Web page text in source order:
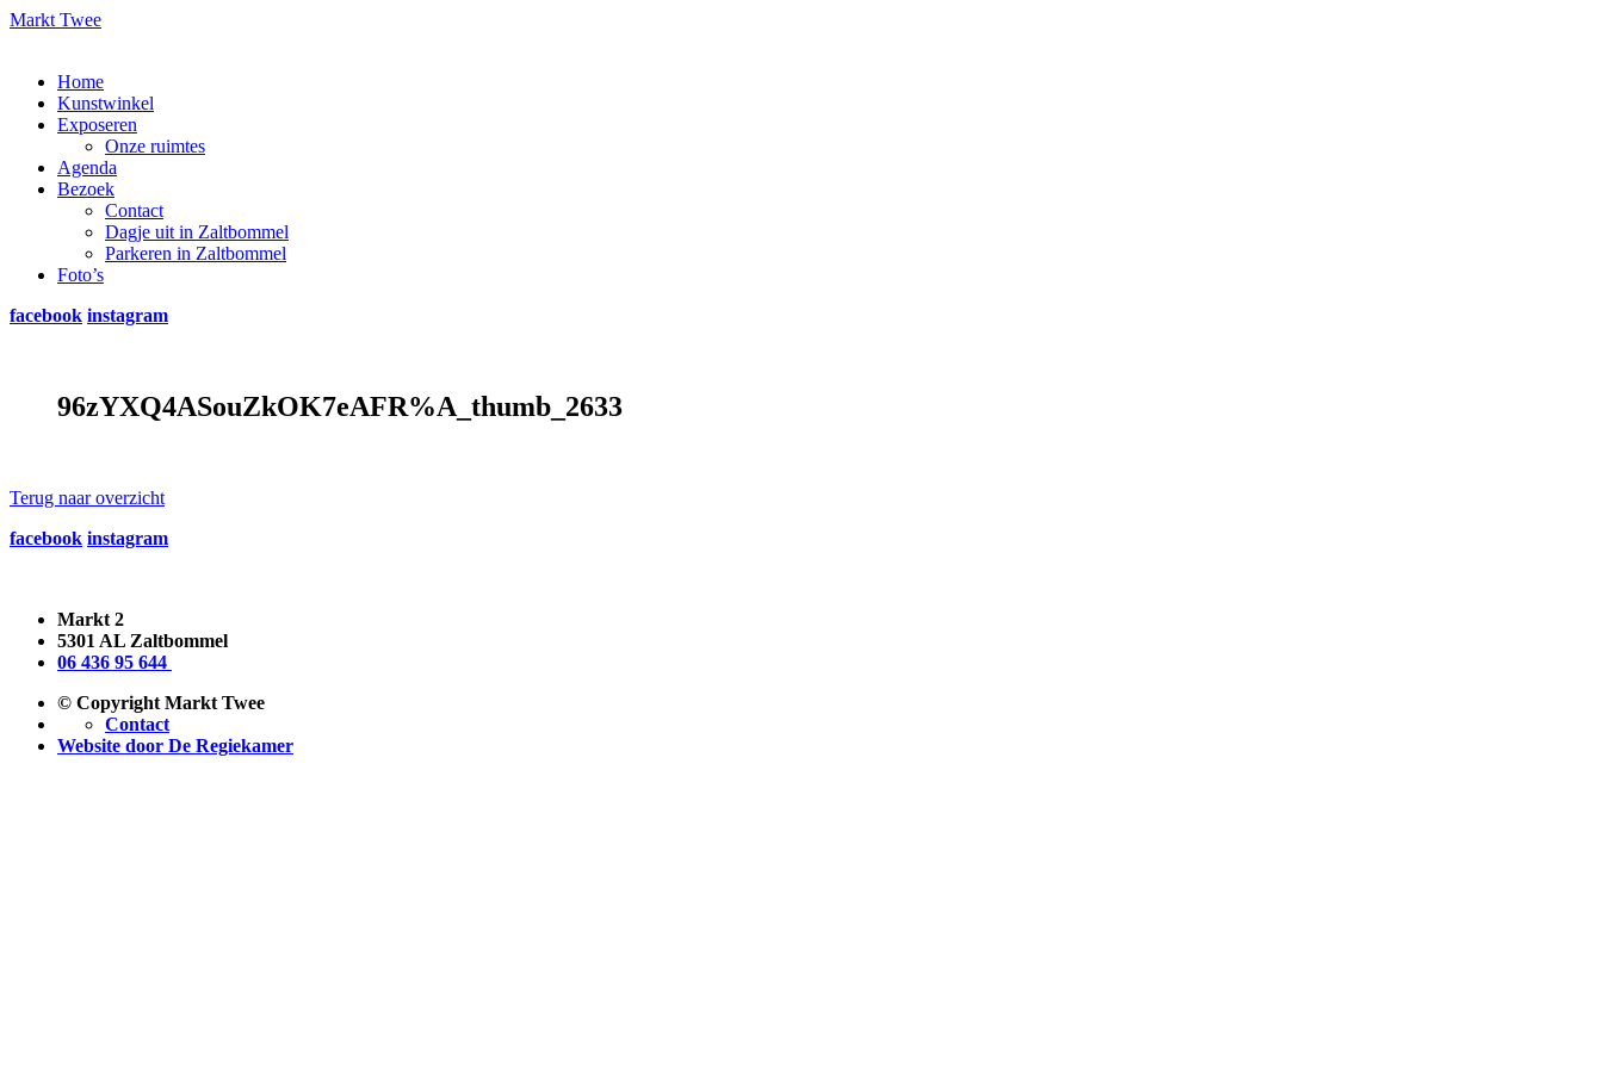
Markt Twee
Home
Kunstwinkel
Exposeren
Onze ruimtes
Agenda
Bezoek
Contact
Dagje uit in Zaltbommel
Parkeren in Zaltbommel
Foto’s
facebook instagram
96zYXQ4ASouZkOK7eAFR%A_thumb_2633
Terug naar overzicht
facebook instagram
Markt 2
5301 AL Zaltbommel
06 436 95 644
© Copyright Markt Twee
Contact
Website door De Regiekamer